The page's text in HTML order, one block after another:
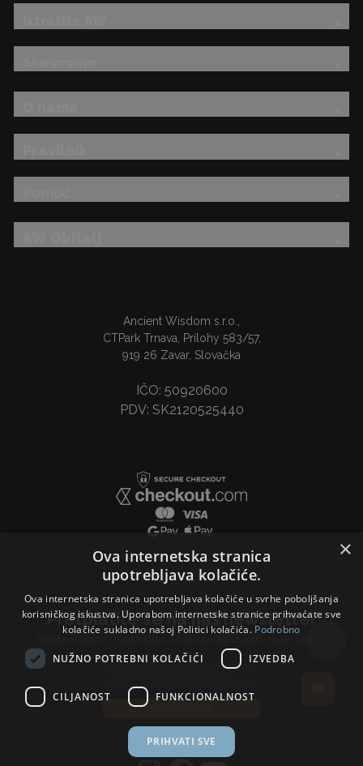
Ancient Wisdom s.r.o.,
CTPark Trnava, Prílohy 583/57,
919 26 Zavar, Slovačka
IČO: 50920600
PDV: SK2120525440
Pretplatite se na naš newsletter
Najnoviji članci i vijesti stižu u vašu pristiglu poštu svaki tjedan.
×
Ova internetska stranica
upotrebljava kolačiće.
Ova internetska stranica upotrebljava kolačiće u svrhe poboljšanja
korisničkog iskustva. Uporabom internetske stranice prihvaćate sve
kolačiće sukladno našoj Politici kolačića. Podrobno
NUŽNO POTREBNI KOLAČIĆI IZVEDBA
CILJANOST FUNKCIONALNOST
PRIHVATI SVE